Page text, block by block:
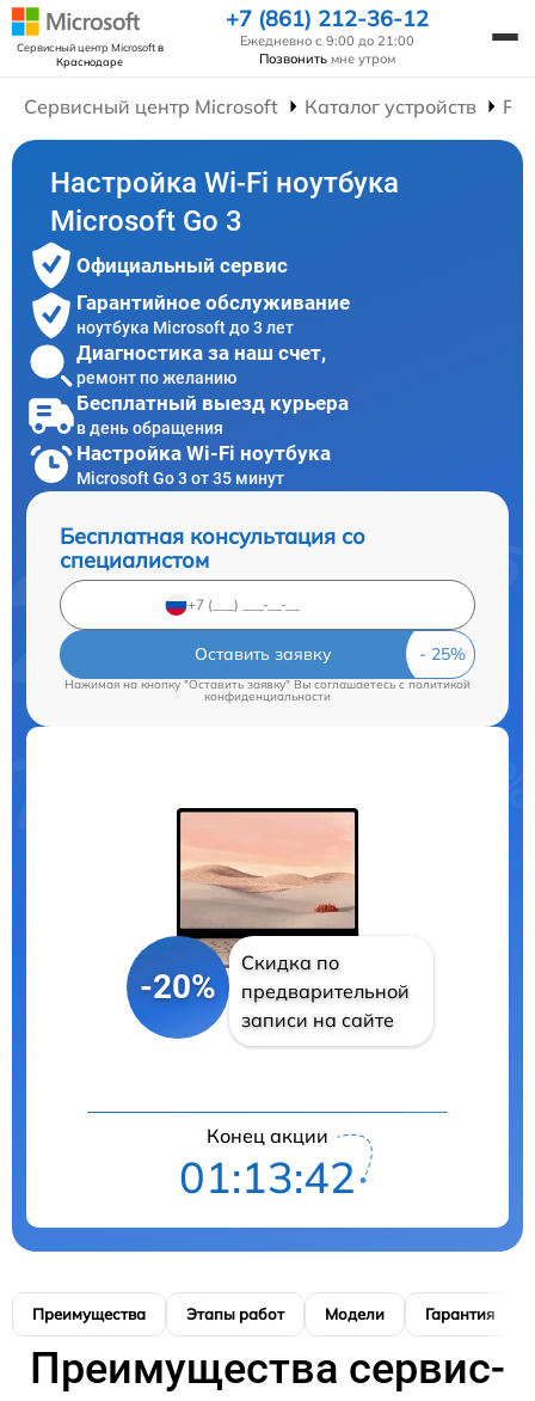
Сервисный центр Microsoftв
Краснодаре
+7 (861) 212-36-12
Ежедневно с 9:00 до 21:00
Позвонить мне утром
Сервисный центр Microsoft Каталог устройств
Настройка Wi-Fi ноутбука
Microsoft Go 3
Официальный сервис
Гарантийное обслуживание
ноутбука Microsoft до 3 лет
Диагностика за наш счет,
ремонт по желанию
Бесплатный выезд курьера
в день обращения
Настройка Wi-Fi ноутбука
Microsoft Go 3 от 35 минут
Бесплатная консультация со
специалистом
Оставить заявку
Нажимая на кнопку "Оставить заявку" Вы соглашаетесь cполитикой
конфиденциальности
-20%
Скидка по
предварительной
записи на сайте
Конец акции
01:13:41
Преимущества Этапы работ Модели Гарантия
Преимущества сервис-